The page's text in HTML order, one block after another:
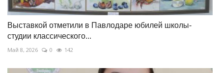
Выставкой отметили в Павлодаре юбилей школы-
студии классического...
Май 8, 2026 0 142